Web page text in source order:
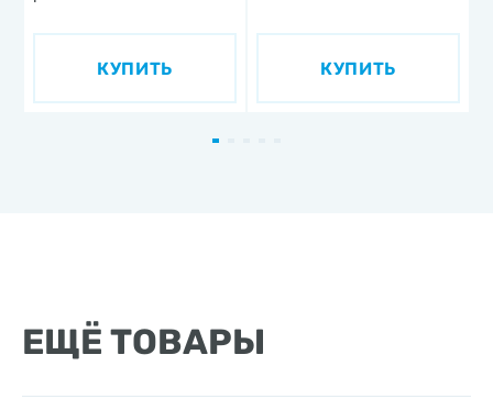
КУПИТЬ КУПИТЬ
ЕЩЁ ТОВАРЫ